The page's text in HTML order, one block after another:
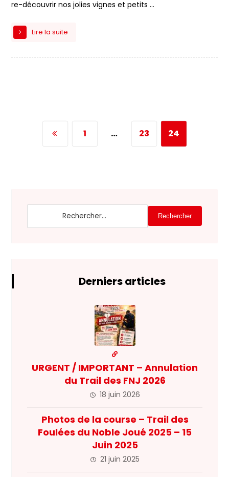
re-découvrir nos jolies vignes et petits ...
Lire la suite
1 … 23 24
Rechercher
Derniers articles
URGENT / IMPORTANT – Annulation
du Trail des FNJ 2026
18 juin 2026
Photos de la course – Trail des
Foulées du Noble Joué 2025 – 15
Juin 2025
21 juin 2025